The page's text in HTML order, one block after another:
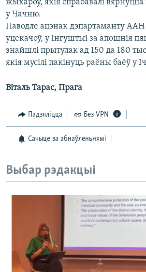
жыхароў, якія спрабавалі вярнуцца
у Чачню.
Паводле ацэнак дэпартаманту ААН
уцекачоў, у Інгуштыі за апошнія
знайшлі прытулак ад 150 да 180
якія мусілі пакінуць раёны баёў у
Віталь Тарас, Прага
Падзяліцца Без VPN
Сачыце за абнаўленьнямі
Выбар рэдакцыі